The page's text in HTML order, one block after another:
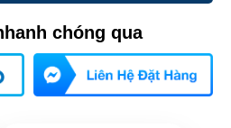
chóng qua